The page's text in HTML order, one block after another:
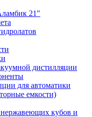
21"
дистилляции
для автоматики
емкости)
кубов и